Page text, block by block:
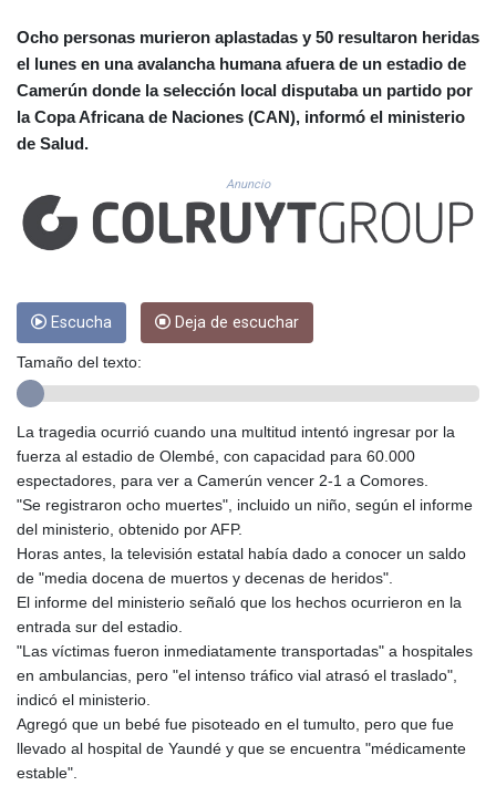
DKK 7.477932
DOP 67.289164
DZD 152.967099
EGP 57.380687
FJD 2.553384
FKP 0.8566
GBP 0.858527
GHS 13.526832
GIP 0.8566
GNF 10123.874202
GYD 241.157003
HKD 9.066767
HNL 30.895616
HRK 7.536622
HTG 150.718127
HUF 363.096405
IDR 20580.370421
ILS 3.468234
INR 110.076256
IQD 1509.981237
1590322.371805
ISK 142.598215
Ocho personas murieron aplastadas y 50 resultaron heridas
el lunes en una avalancha humana afuera de un estadio de
Camerún donde la selección local disputaba un partido por
la Copa Africana de Naciones (CAN), informó el ministerio
de Salud.
Anuncio
Escucha Deja de escuchar
Tamaño del texto:
La tragedia ocurrió cuando una multitud intentó ingresar por la
fuerza al estadio de Olembé, con capacidad para 60.000
espectadores, para ver a Camerún vencer 2-1 a Comores.
"Se registraron ocho muertes", incluido un niño, según el informe
del ministerio, obtenido por AFP.
Horas antes, la televisión estatal había dado a conocer un saldo
de "media docena de muertos y decenas de heridos".
El informe del ministerio señaló que los hechos ocurrieron en la
entrada sur del estadio.
"Las víctimas fueron inmediatamente transportadas" a hospitales
en ambulancias, pero "el intenso tráfico vial atrasó el traslado",
indicó el ministerio.
Agregó que un bebé fue pisoteado en el tumulto, pero que fue
llevado al hospital de Yaundé y que se encuentra "médicamente
estable".